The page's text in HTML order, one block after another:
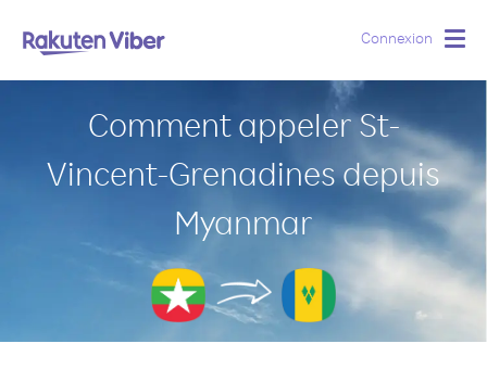
Connexion
Comment appeler St-
Vincent-Grenadines depuis
Myanmar